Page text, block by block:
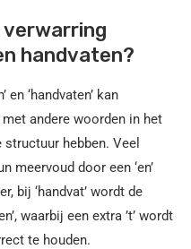
handvaten?
en ‘handvaten’ kan
andere woorden in het
hebben. Veel
meervoud door een ‘en’
bij ‘handvat’ wordt de
waarbij een extra ’t’ wordt
te houden.